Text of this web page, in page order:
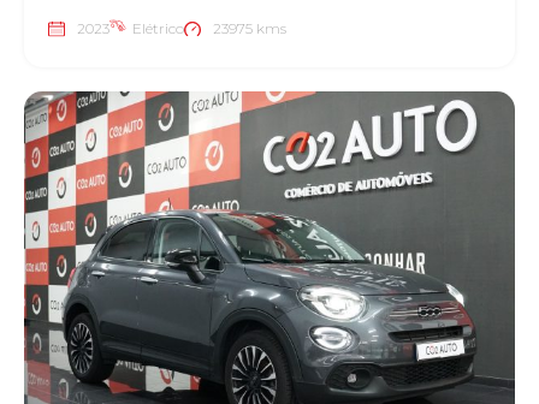
2023 Elétrico 23975 kms